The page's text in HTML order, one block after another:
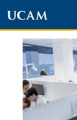
content